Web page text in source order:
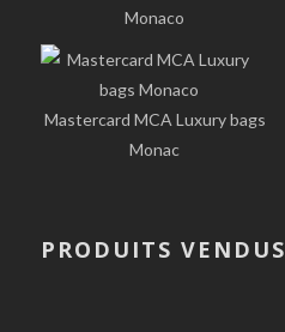
Monaco
Mastercard MCA Luxury bags
Monac
PRODUITS VENDUS